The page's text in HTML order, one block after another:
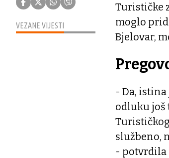
VEZANE VIJESTI
Turističke
moglo
Bjelovar,
- Da,
odluku još
službeno,
- potvrdila